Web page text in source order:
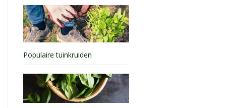
Populaire tuinkruiden